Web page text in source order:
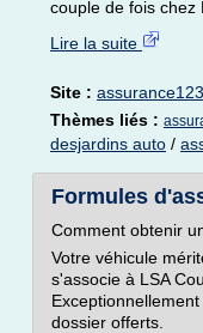
couple de fois chez
Lire la suite
Site :
Thèmes liés :
desjardins auto /
Formules
Comment obtenir
Votre véhicule
s'associe à LSA
dossier offerts.